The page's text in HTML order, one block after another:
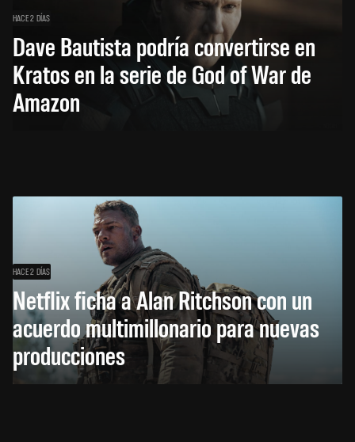
HACE 2 DÍAS
Dave Bautista podría convertirse en
Kratos en la serie de God of War de
Amazon
HACE 2 DÍAS
Netflix ficha a Alan Ritchson con un
acuerdo multimillonario para nuevas
producciones